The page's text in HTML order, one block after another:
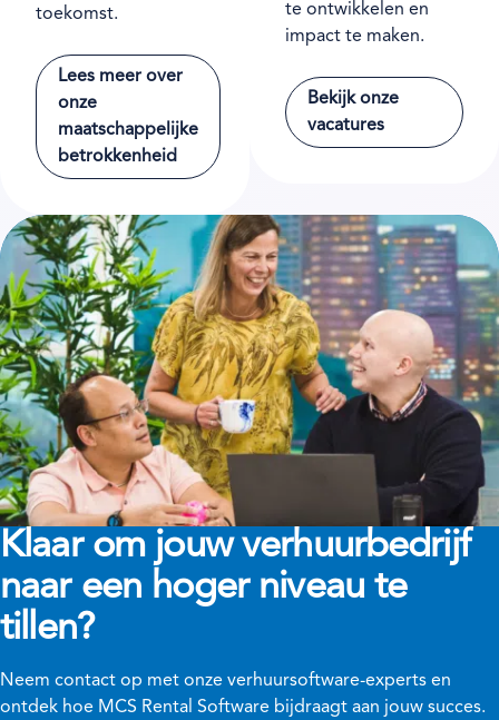
toekomst.
Lees meer over
onze
maatschappelijke
betrokkenheid
te ontwikkelen en
impact te maken.
Bekijk onze
vacatures
Klaar om jouw verhuurbedrijf
naar een hoger niveau te
tillen?
Neem contact op met onze verhuursoftware-experts en
ontdek hoe MCS Rental Software bijdraagt aan jouw succes.